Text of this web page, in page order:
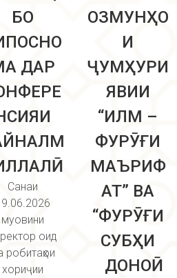
БО
ДАР
Санаи
муовини
оид
робитаҳои
хориҷии
ОЗМУНҲО
И
ҶУМҲУРИ
ЯВИИ
“ИЛМ –
ФУРӮҒИ
МАЪРИФ
АТ” ВА
“ФУРӮҒИ
СУБҲИ
ДОНОӢ